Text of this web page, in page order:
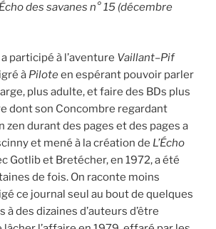
des savanes n° 15 (décembre
participé à l’aventure Vaillant–Pif
à Piloteen espérant pouvoir parler
plus adulte, et faire des BDs plus
dont son Concombre regardant
zen durant des pages et des pages a
et mené à la création de L’Écho
Gotlib et Bretécher, en 1972, a été
de fois. On raconte moins
ce journal seul au bout de quelques
à des dizaines d’auteurs d’être